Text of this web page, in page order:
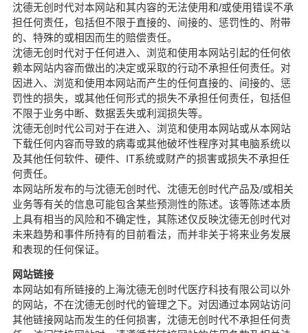
沈德无创时代对本网站和其内容的无法使用和/或使用错误不承
担任何责任，包括但不限于直接的、间接的、惩罚性的、附带
的、特殊的或相因而生的赔偿责任。
沈德无创时代对于任何进入、浏览和使用本网站引起的任何依
赖本网站内容而做出的决定或采取的行动不承担任何责任。对
因进入、浏览和使用本网站而产生的任何直接的、间接的、惩
罚性的损失，或其他任何形式的损失不承担任何责任，包括但
不限于业务中断、数据丢失或利润损失等。
沈德无创时代公司对于在进入、浏览和使用本网站或从本网站
下载任何内容而导致的病毒或其他破坏性程序对其电脑系统以
及其他任何软件、硬件、IT系统或财产的损害或损失不承担任
何责任。
本网站所发布的与沈德无创时代、沈德无创时代产品及/或相关
业务等有关的信息可能包含某些预测性的陈述。该等陈述本质
上具有相当的风险和不确定性，其陈述仅反映沈德无创时代对
未来趋势和事件所持有的目前看法，而并非关于将来业务发展
和表现的任何保证。
网站链接
本网站如有所链接的上海沈德无创时代医疗科技有限公司以外
的网站，不在沈德无创时代的管理之下。对因通过本网站访问
其他链接网站而发生的任何损害，沈德无创时代不承担任何责